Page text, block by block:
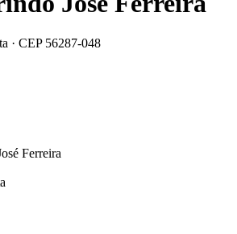
· CEP 56287-048
Ferreira